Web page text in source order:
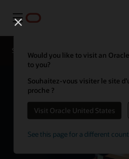
Menu
Would you like to visit an
to you?
Souhaitez-vous visiter le site
proche ?
Visit Oracle United States
See this page for a different
Solutions